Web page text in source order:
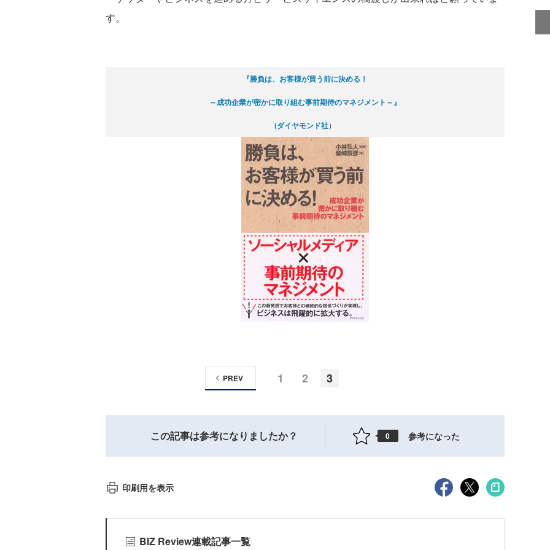
す。
『勝負は、お客様が買う前に決める！
～成功企業が密かに取り組む事前期待のマネジメント～』
(ダイヤモンド社）
1 2 3
PREV
この記事は参考になりましたか？ 0 参考になった
印刷用を表示
BIZ Review連載記事一覧